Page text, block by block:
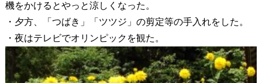
機をかけるとやっと涼しくなった。
・夕方、「つばき」「ツツジ」の剪定等の手入れをした。
・夜はテレビでオリンピックを観た。